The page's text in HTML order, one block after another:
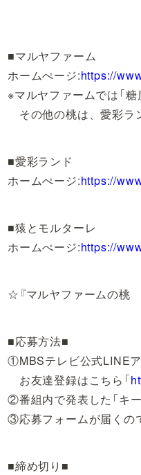
■マルヤファーム
ホームぺージ:https://
※マルヤファームでは「
その他の桃は、愛彩ラ
■愛彩ランド
ホームぺージ:https://
■猿とモルターレ
ホームぺージ:https://
☆『マルヤファームの
■応募方法■
①MBSテレビ公式LINE
お友達登録はこちら「
②番組内で発表した「キ
③応募フォームが届くの
■締め切り■